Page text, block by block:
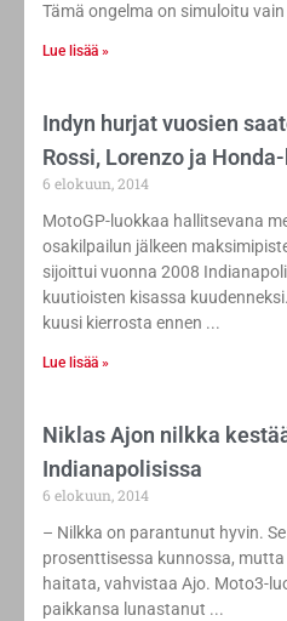
Tämä ongelma on simuloitu
Lue lisää »
Indyn hurjat vuosien
Rossi, Lorenzo ja
6 elokuun, 2014
MotoGP-luokkaa hallitsevana
osakilpailun jälkeen
sijoittui vuonna 2008
kuutioisten kisassa
kuusi kierrosta ennen
Lue lisää »
Niklas Ajon nilkka
Indianapolisissa
6 elokuun, 2014
– Nilkka on parantunut hyvin.
prosenttisessa kunnossa,
haitata, vahvistaa Ajo. Moto3-
paikkansa lunastanut